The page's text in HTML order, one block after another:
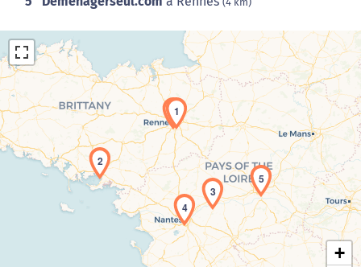
Chargement de la carte en cours...
1
2
3
4
5
+